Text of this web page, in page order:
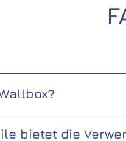
bietet die